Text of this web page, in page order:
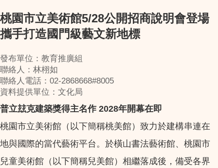
桃園市立美術館5/28公開招商說明會登場
攜手打造國門級藝文新地標
發布單位：教育推廣組
聯絡人：林栩如
聯絡人電話：02-2868668#8005
資料提供單位：文化局
普立玆克建築獎得主名作 2028年開幕在即
桃園市立美術館（以下簡稱桃美館）致力於建構串連在
地與國際的當代藝術平台。於橫山書法藝術館、桃園市
兒童美術館（以下簡稱兒美館）相繼落成後，備受各界